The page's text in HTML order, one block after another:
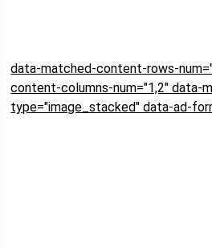
data-matched-content-rows-
content-columns-num="1,2" data-
type="image_stacked" data-ad-